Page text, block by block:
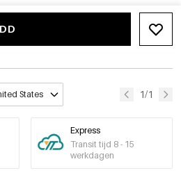
States 1/1
Express
Transit tijd 8 - 15
werkdagen